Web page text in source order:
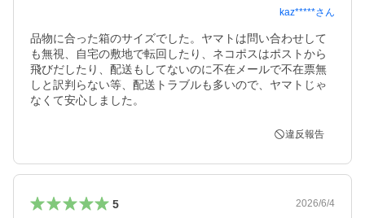
kaz*****さん
品物に合った箱のサイズでした。ヤマトは問い合わせして
も無視、自宅の敷地で転回したり、ネコポスはポストから
飛びだしたり、配送もしてないのに不在メールで不在票無
しと訳判らない等、配送トラブルも多いので、ヤマトじゃ
なくて安心しました。
違反報告
5
2026/6/4